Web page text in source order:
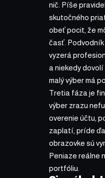
nič. Píše
skutočného
obeť pocit, že
časť.
vyzerá
a niekedy
malý výber má
Tretia fáza je
výber zrazu
overenie účtu,
zaplatí, príde
obrazovke sú
Peniaze reálne
portfóliu.